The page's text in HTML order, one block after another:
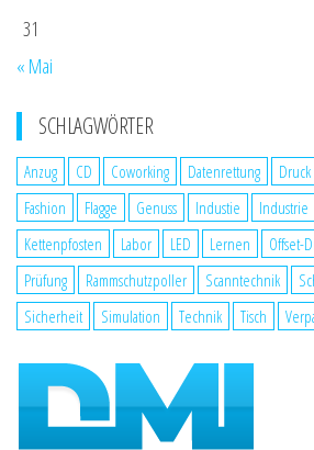
31
« Mai
SCHLAGWÖRTER
Anzug CD Coworking Datenrettung Druck
Fashion
Flagge Genuss Industie Industrie
Kettenpfosten
Labor LED Lernen Offset-
Prüfung
Rammschutzpoller Scanntechnik
Sicherheit
Simulation Technik Tisch